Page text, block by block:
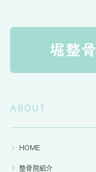
ABOUT
HOME
整骨院紹介